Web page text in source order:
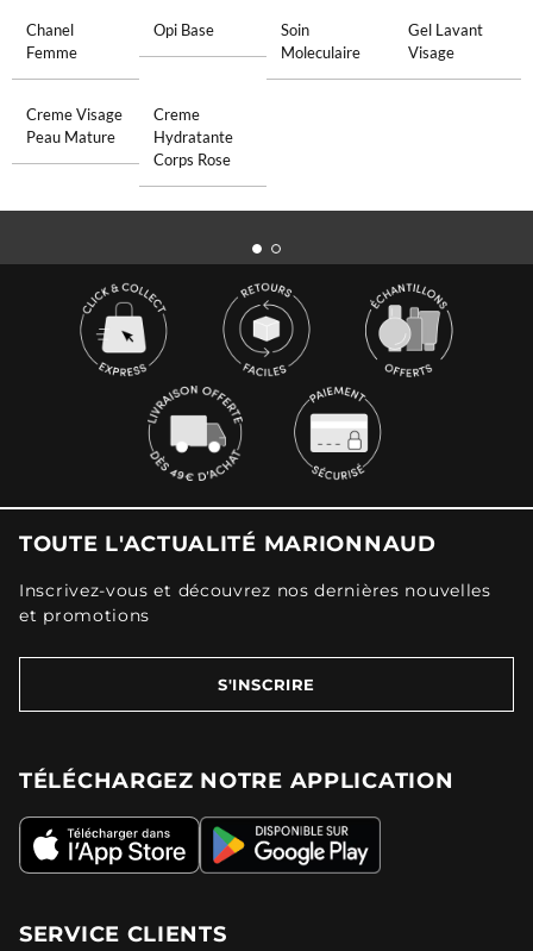
Chanel
Femme
Opi Base
Soin
Moleculaire
Gel Lavant
Visage
Creme Visage
Peau Mature
Creme
Hydratante
Corps Rose
TOUTE L'ACTUALITÉ MARIONNAUD
Inscrivez-vous et découvrez nos dernières nouvelles
et promotions
S'INSCRIRE
TÉLÉCHARGEZ NOTRE APPLICATION
SERVICE CLIENTS